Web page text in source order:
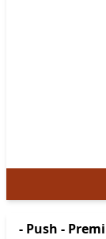
- Push -